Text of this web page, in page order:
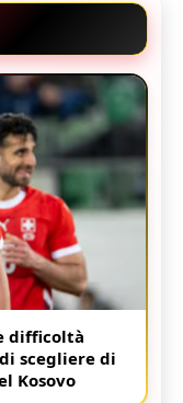
difficoltà
scegliere di
Kosovo